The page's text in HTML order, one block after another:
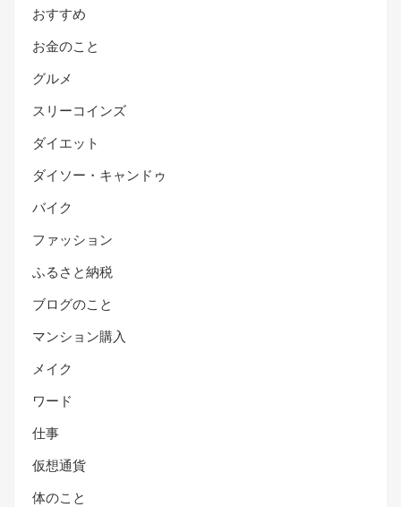
おすすめ
お金のこと
グルメ
スリーコインズ
ダイエット
ダイソー・キャンドゥ
バイク
ファッション
ふるさと納税
ブログのこと
マンション購入
メイク
ワード
仕事
仮想通貨
体のこと